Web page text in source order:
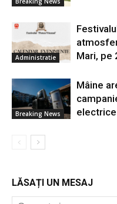
Administratie
Mari, pe
Breaking News
Mâine
LĂSAȚI UN MESAJ